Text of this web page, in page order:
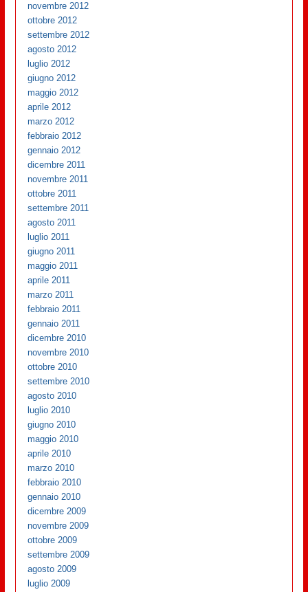
novembre 2012
ottobre 2012
settembre 2012
agosto 2012
luglio 2012
giugno 2012
maggio 2012
aprile 2012
marzo 2012
febbraio 2012
gennaio 2012
dicembre 2011
novembre 2011
ottobre 2011
settembre 2011
agosto 2011
luglio 2011
giugno 2011
maggio 2011
aprile 2011
marzo 2011
febbraio 2011
gennaio 2011
dicembre 2010
novembre 2010
ottobre 2010
settembre 2010
agosto 2010
luglio 2010
giugno 2010
maggio 2010
aprile 2010
marzo 2010
febbraio 2010
gennaio 2010
dicembre 2009
novembre 2009
ottobre 2009
settembre 2009
agosto 2009
luglio 2009